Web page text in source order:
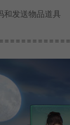
和发送物品道具